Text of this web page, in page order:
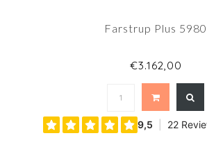
Farstrup Plus 5980
€3.162,00